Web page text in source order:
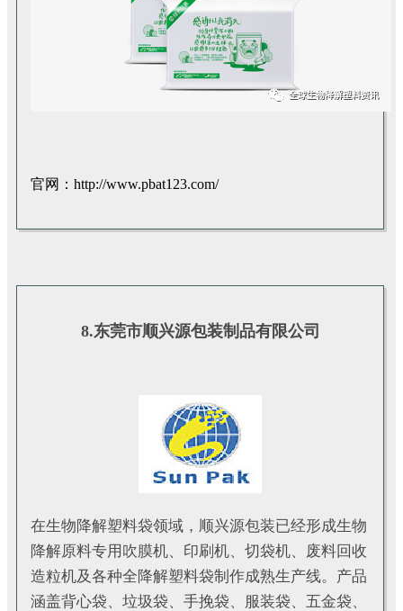
官网：http://www.pbat123.com/
8.东莞市顺兴源包装制品有限公司
在生物降解塑料袋领域，顺兴源包装已经形成生物
降解原料专用吹膜机、印刷机、切袋机、废料回收
造粒机及各种全降解塑料袋制作成熟生产线。产品
涵盖背心袋、垃圾袋、手挽袋、服装袋、五金袋、